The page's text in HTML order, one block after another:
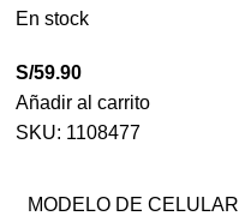
En stock
S/59.90
Añadir al carrito
SKU: 1108477
MODELO DE CELULAR